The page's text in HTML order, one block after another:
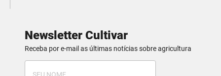
Newsletter Cultivar
Receba por e-mail as últimas notícias sobre agricultura